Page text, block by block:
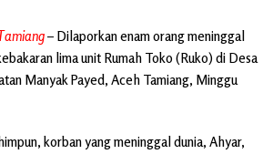
– Dilaporkan enam orang meninggal
lima unit Rumah Toko (Ruko) di Desa
Manyak Payed, Aceh Tamiang, Minggu
korban yang meninggal dunia, Ahyar,